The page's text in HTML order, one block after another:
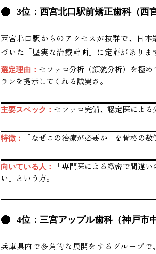
3位：西宮北口駅前矯正歯科（西
西宮北口駅からのアクセスが抜群で、日
づいた「堅実な治療計画」に定評がありま
選定理由： セファロ分析（顔貌分析）を極
ランを提示してくれる誠実さ。
主要スペック： セファロ完備、認定医による
特徴： 「なぜこの治療が必要か」を骨格の
向いている人：
「専門医による緻密で間違
い」という方。
4位：三宮アップル歯科（神戸市
兵庫県内で多角的な展開をするグループ